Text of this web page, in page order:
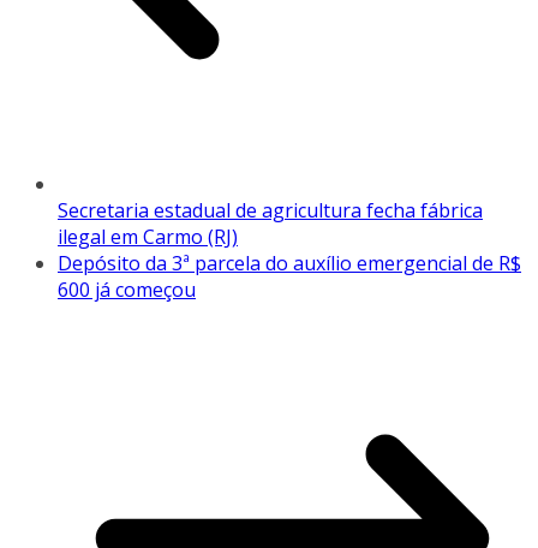
Secretaria estadual de agricultura fecha fábrica
ilegal em Carmo (RJ)
Depósito da 3ª parcela do auxílio emergencial de R$
600 já começou